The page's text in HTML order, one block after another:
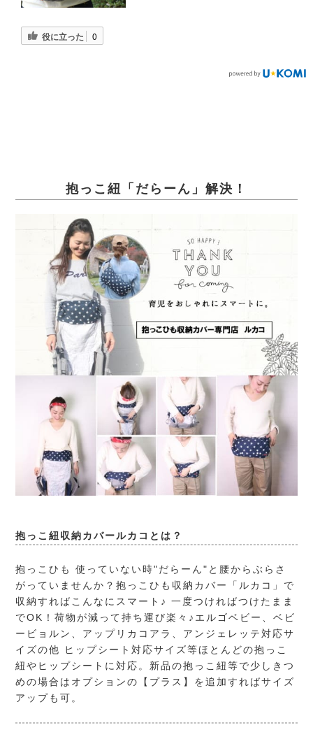
役に立った 0
抱っこ紐「だらーん」解決！
抱っこ紐収納カバールカコとは？
抱っこひも 使っていない時"だらーん"と腰からぶらさ
がっていませんか？抱っこひも収納カバー「ルカコ」で
収納すればこんなにスマート♪ 一度つければつけたまま
でOK！荷物が減って持ち運び楽々♪エルゴベビー、ベビ
ービョルン、アップリカコアラ、アンジェレッテ対応サ
イズの他 ヒップシート対応サイズ等ほとんどの抱っこ
紐やヒップシートに対応。新品の抱っこ紐等で少しきつ
めの場合はオプションの【プラス】を追加すればサイズ
アップも可。